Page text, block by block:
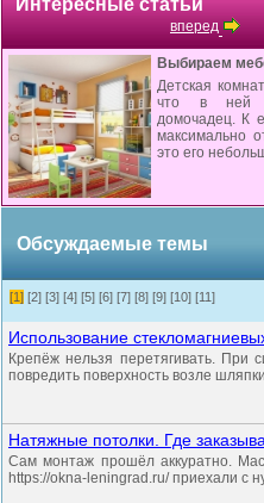
Интересные статьи
вперед
Выбираем
Детская
что в ней
домочадец. К
максимально
это его
Обсуждаемые темы
[1] [2] [3] [4] [5] [6] [7] [8] [9] [10] [11]
Использование
Крепёж нельзя перетягивать. При
повредить поверхность возле
Натяжные потолки. Где
Сам монтаж прошёл аккуратно.
https://okna-leningrad.ru/ приехали с